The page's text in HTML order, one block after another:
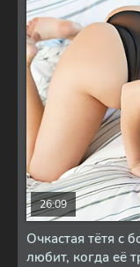
Очкастая тётя с
любит, когда её
26:09